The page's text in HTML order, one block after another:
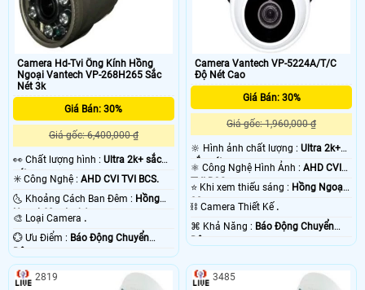
Camera Hd-Tvi Ống Kính Hồng
Ngoại Vantech VP-268H265 Sắc
Nét 3k
Giá Bán: 30%
Giá gốc: 6,400,000 ₫
️👀 Chất lượng hình : Ultra 2k+ sắc
nét .
✳️ Công Nghệ : AHD CVI TVI BCS.
🌜 Khoảng Cách Ban Đêm : Hồng
Ngoại 60m Led Array.
🎨 Loại Camera .
️💮 Ưu Điểm : Báo Động Chuyển
Camera Vantech VP-5224A/T/C
Độ Nét Cao
Giá Bán: 30%
Giá gốc: 1,960,000 ₫
🔆 Hình ảnh chất lượng :Ultra 2k+
sắc nét .
⚛️ Công Nghệ Hình Ảnh :AHD CVI
TVI BCS.
⭐ Khi xem thiếu sáng : Hồng Ngoại
30m .⛓ Camera Thiết Kế .
️⌘ Khả Năng : Báo Động Chuyển
2819 3485